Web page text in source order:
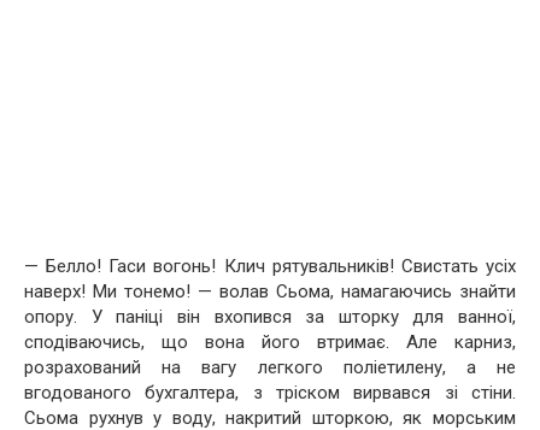
— Белло! Гаси вогонь! Клич рятувальників! Свистать усіх
наверх! Ми тонемо! — волав Сьома, намагаючись знайти
опору. У паніці він вхопився за шторку для ванної,
сподіваючись, що вона його втримає. Але карниз,
розрахований на вагу легкого поліетилену, а не
вгодованого бухгалтера, з тріском вирвався зі стіни.
Сьома рухнув у воду, накритий шторкою, як морським